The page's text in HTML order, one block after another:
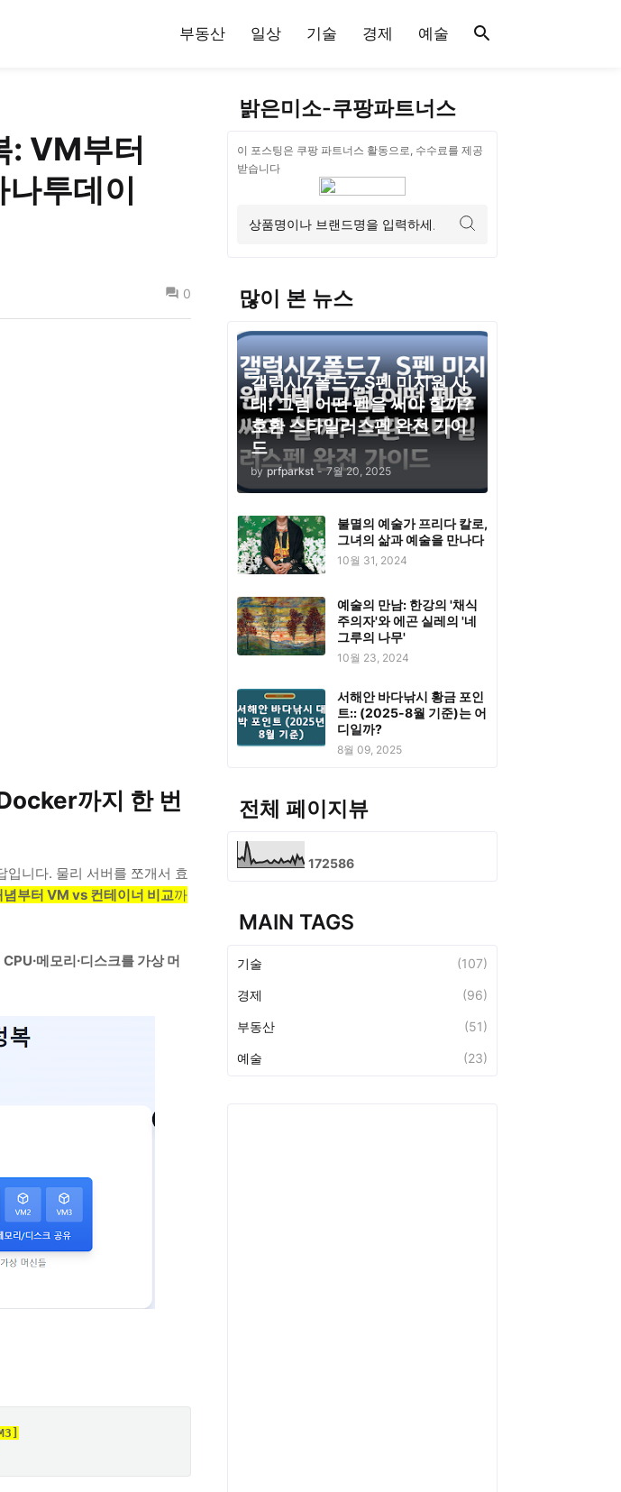
부동산 일상 기술 경제 예술
VM부터
투데이
0
까지 한 번
입니다. 물리 서버를 쪼개서 효
념부터 VM vs 컨테이너 비교까
CPU·메모리·디스크를 가상 머
밝은미소-쿠팡파트너스
이 포스팅은 쿠팡 파트너스 활동으로, 수수료를 제공
받습니다
많이 본 뉴스
갤럭시Z폴드7, S펜 미지원 사
태! 그럼 어떤 펜을 써야 할까?
호환 스타일러스펜 완전 가이
드
by prfparkst - 7월 20, 2025
불멸의 예술가 프리다 칼로,
그녀의 삶과 예술을 만나다
10월 31, 2024
예술의 만남: 한강의 '채식
주의자'와 에곤 실레의 '네
그루의 나무'
10월 23, 2024
서해안 바다낚시 황금 포인
트:: (2025-8월 기준)는 어
디일까?
8월 09, 2025
전체 페이지뷰
172586
MAIN TAGS
기술 (107)
경제 (96)
부동산 (51)
예술 (23)